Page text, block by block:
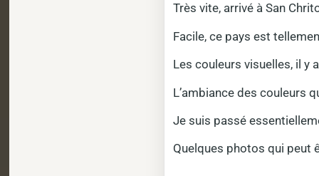
Très vite, arrivé à San
Facile, ce pays est
Les couleurs visuelles, il y
L’ambiance des couleurs
Je suis passé
Quelques photos qui peut